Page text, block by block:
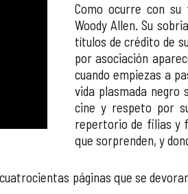
Como ocurre con
Woody Allen. Su
títulos de crédito de
por asociación
cuando empiezas a
vida plasmada
cine y respeto por
repertorio de filias y
que sorprenden, y
páginas que se